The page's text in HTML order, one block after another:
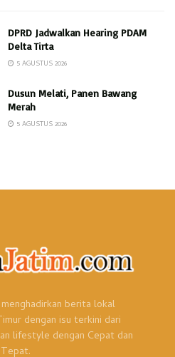
DPRD Jadwalkan Hearing PDAM
Delta Tirta
5 AGUSTUS 2026
Dusun Melati, Panen Bawang
Merah
5 AGUSTUS 2026
berita lokal
dengan isu terkini dari
lifestyle dengan Cepat dan
Tepat.